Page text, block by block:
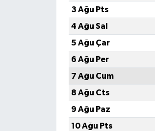
3 Ağu Pts
4 Ağu Sal
5 Ağu Çar
6 Ağu Per
7 Ağu Cum
8 Ağu Cts
9 Ağu Paz
10 Ağu Pts